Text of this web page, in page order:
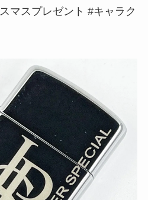
マスプレゼント #キャラク